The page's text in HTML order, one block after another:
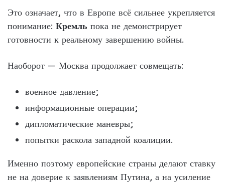
Это означает, что в Европе всё сильнее укрепляется
понимание: Кремль пока не демонстрирует
готовности к реальному завершению войны.
Наоборот — Москва продолжает совмещать:
военное давление;
информационные операции;
дипломатические маневры;
попытки раскола западной коалиции.
Именно поэтому европейские страны делают ставку
не на доверие к заявлениям Путина, а на усиление